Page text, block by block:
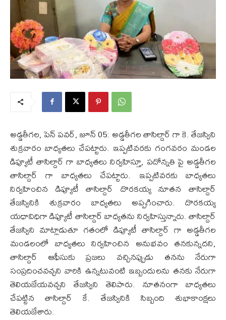
అడ్డతీగల, పెన్ పవర్, జూన్ 05: అడ్డతీగల తాసిల్దార్ గా కె. తేజస్విని
శుక్రవారం బాధ్యతలు చేపట్టారు. ఇప్పటివరకు గంగవరం మండల
డిప్యూటీ తాసిల్దార్ గా బాధ్యతలు నిర్వహిస్తూ, పదోన్నతి పై అడ్డతీగల
తాసిల్దార్ గా బాధ్యతలు చేపట్టారు. ఇప్పటివరకు బాధ్యతలు
నిర్వహించిన డిప్యూటీ తాసిల్దార్ దొరకయ్య నూతన తాసిల్దార్
తేజస్వినికి శుక్రవారం బాధ్యతలు అప్పగించారు. దొరకయ్య
యధావిధిగా డిప్యూటీ తాసిల్దార్ బాధ్యతను నిర్వహిస్తున్నారు. తాసిల్దార్
తేజస్విని మాట్లాడుతూ గతంలో డిప్యూటీ తాసిల్దార్ గా అడ్డతీగల
మండలంలో బాధ్యతలు నిర్వహించిన అనుభవం తనకున్నదని,
తాసిల్దార్ ఆఫీసుకు ప్రజలు వచ్చినప్పుడు తనను నేరుగా
సంప్రదించవచ్చని వారికి ఉన్నటువంటి ఇబ్బందులను తనకు నేరుగా
తెలియజేయవచ్చని తేజస్విని తెలిపారు. నూతనంగా బాధ్యతలు
చేపట్టిన తాసిల్దార్ కే. తేజస్వినికి సిబ్బంది శుభాకాంక్షలు
తెలియజేశారు.